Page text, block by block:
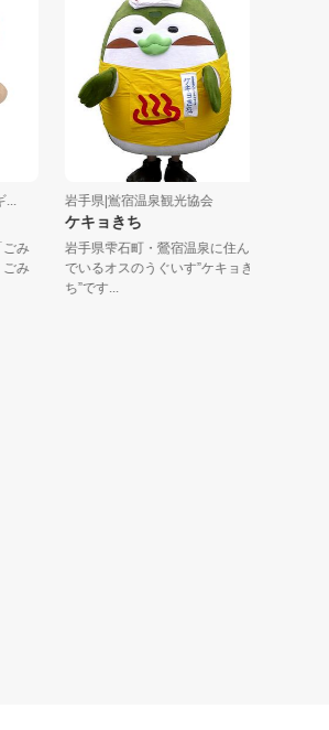
岩手県|鴬宿温泉観光協会
ケキョきち
岩手県雫石町・鶯宿温泉に住ん
でいるオスのうぐいす”ケキョき
ち”です...